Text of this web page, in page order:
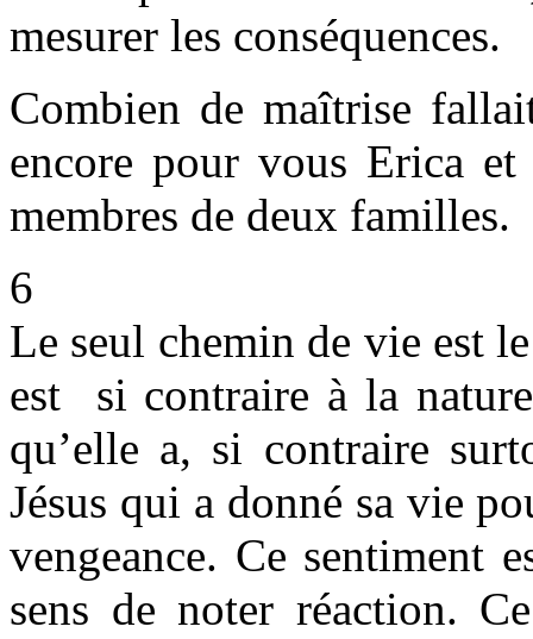
mesurer les conséquences.
Combien de maîtrise
encore pour vous Erica
membres de deux familles.
6
Le seul chemin de vie est
est si contraire à la
qu’elle a, si contraire
Jésus qui a donné sa vie
vengeance. Ce sentiment
sens de noter réaction.